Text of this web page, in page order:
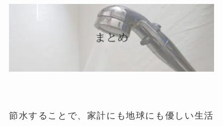
節水することで、家計にも地球にも優しい生活